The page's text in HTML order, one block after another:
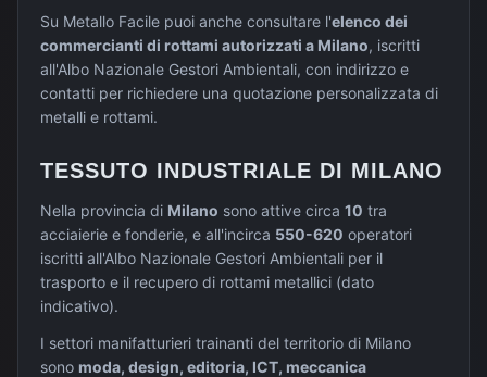
Su Metallo Facile puoi anche consultare l'elenco dei
commercianti di rottami autorizzati a Milano, iscritti
all'Albo Nazionale Gestori Ambientali, con indirizzo e
contatti per richiedere una quotazione personalizzata di
metalli e rottami.
TESSUTO INDUSTRIALE DI MILANO
Nella provincia di Milano sono attive circa 10 tra
acciaierie e fonderie, e all'incirca 550-620 operatori
iscritti all'Albo Nazionale Gestori Ambientali per il
trasporto e il recupero di rottami metallici (dato
indicativo).
I settori manifatturieri trainanti del territorio di Milano
sono moda, design, editoria, ICT, meccanica